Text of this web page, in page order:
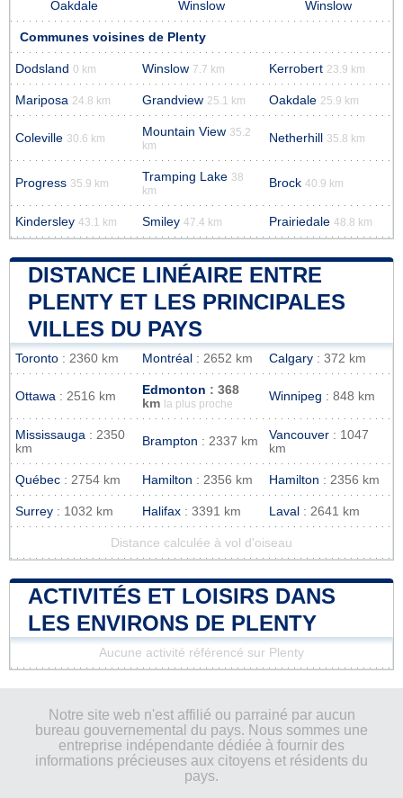
Oakdale Winslow Winslow
Communes voisines de Plenty
Dodsland 0 km Winslow 7.7 km Kerrobert 23.9 km
Mariposa 24.8 km Grandview 25.1 km Oakdale 25.9 km
Coleville 30.6 km Mountain View 35.2
km
Netherhill 35.8 km
Progress 35.9 km Tramping Lake 38
km
Brock 40.9 km
Kindersley 43.1 km Smiley 47.4 km Prairiedale 48.8 km
DISTANCE LINÉAIRE ENTRE
PLENTY ET LES PRINCIPALES
VILLES DU PAYS
Toronto : 2360 km Montréal : 2652 km Calgary : 372 km
Ottawa : 2516 km Edmonton : 368
km
la plus proche
Winnipeg : 848 km
Mississauga : 2350
km
Brampton : 2337 km Vancouver : 1047
km
Québec : 2754 km Hamilton : 2356 km Hamilton : 2356 km
Surrey : 1032 km Halifax : 3391 km Laval : 2641 km
Distance calculée à vol d'oiseau
ACTIVITÉS ET LOISIRS DANS
LES ENVIRONS DE PLENTY
Aucune activité référencé sur Plenty
Notre site web n'est affilié ou parrainé par aucun
bureau gouvernemental du pays. Nous sommes une
entreprise indépendante dédiée à fournir des
informations précieuses aux citoyens et résidents du
pays.